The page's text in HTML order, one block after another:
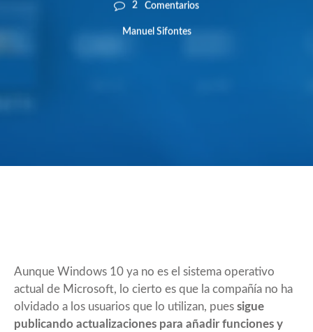
2 Comentarios
Manuel Sifontes
Aunque Windows 10 ya no es el sistema operativo
actual de Microsoft, lo cierto es que la compañía no ha
olvidado a los usuarios que lo utilizan, pues sigue
publicando actualizaciones para añadir funciones y